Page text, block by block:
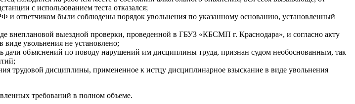
с использованием теста отказался;
и ответчиком были соблюдены порядок увольнения по указанному основанию, установленный
внеплановой выездной проверки, проведенной в ГБУЗ «КБСМП г. Краснодара», и согласно акту
увольнения не установлено;
объяснений по поводу нарушений им дисциплины труда, признан судом необоснованным, так
трудовой дисциплины, примененное к истцу дисциплинарное взыскание в виде увольнения
требований в полном объеме.